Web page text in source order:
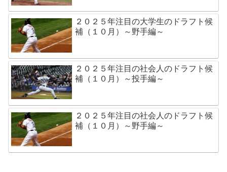
２０２５年注目の大学生のドラフト候
補（１０月）～野手編～
２０２５年注目の社会人のドラフト候
補（１０月）～投手編～
２０２５年注目の社会人のドラフト候
補（１０月）～野手編～